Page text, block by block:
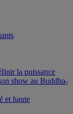
la puissance
show au Buddha-
et haute